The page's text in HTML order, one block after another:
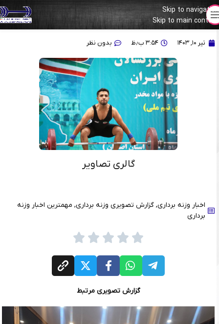
Skip to navigation
Skip to main content
گزارش تصویری از دسته ۵۵ و ۶۱ کیلوگرم مسابقات قهرمانی کشور
تیر ۱۰, ۱۴۰۳ ۳:۵۴ ب٫ظ بدون نظر
گالری تصاویر
اخبار وزنه برداری, گزارش تصویری وزنه برداری, مهمترین اخبار وزنه
برداری
گزارش تصویری مرتبط